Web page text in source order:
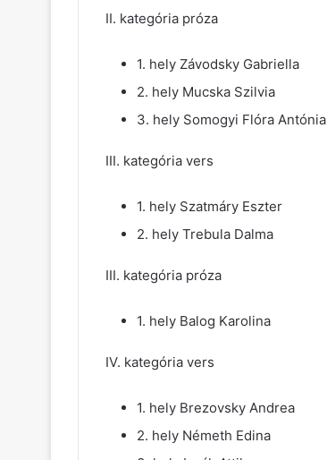
II. kategória próza
1. hely Závodsky Gabriella
2. hely Mucska Szilvia
3. hely Somogyi Flóra Antónia
III. kategória vers
1. hely Szatmáry Eszter
2. hely Trebula Dalma
III. kategória próza
1. hely Balog Karolina
IV. kategória vers
1. hely Brezovsky Andrea
2. hely Németh Edina